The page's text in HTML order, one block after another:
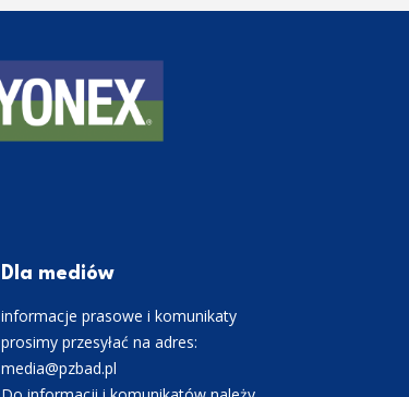
Dla mediów
informacje prasowe i komunikaty
prosimy przesyłać na adres:
media@pzbad.pl